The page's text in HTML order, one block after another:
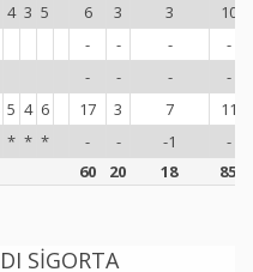
4 3 5 6 3 3 10
- - - -
- - - -
5 4 6 17 3 7 11
* * * - - -1 -
60 20 18 85
SİGORTA